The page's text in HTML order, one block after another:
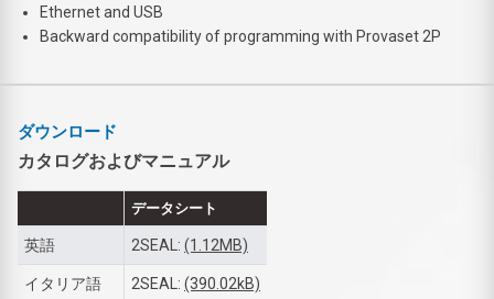
Ethernet and USB
Backward compatibility of programming with Provaset 2P
ダウンロード
カタログおよびマニュアル
データシート
英語 2SEAL: (1.12MB)
イタリア語 2SEAL: (390.02kB)